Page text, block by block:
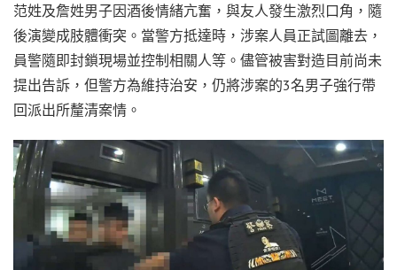
范姓及詹姓男子因酒後情緒亢奮，與友人發生激烈口角，隨
後演變成肢體衝突。當警方抵達時，涉案人員正試圖離去，
員警隨即封鎖現場並控制相關人等。儘管被害對造目前尚未
提出告訴，但警方為維持治安，仍將涉案的3名男子強行帶
回派出所釐清案情。